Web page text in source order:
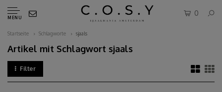
MENU
0
Startseite Schlagworte sjaals
Artikel mit Schlagwort sjaals
Filter